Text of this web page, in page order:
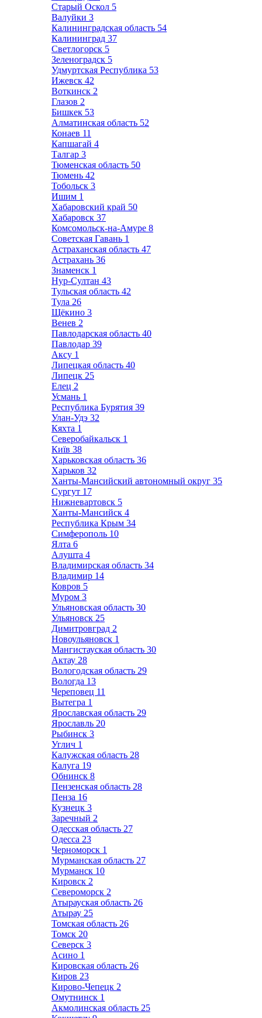
Старый Оскол 5
Валуйки 3
Калининградская область 54
Калининград 37
Светлогорск 5
Зеленоградск 5
Удмуртская Республика 53
Ижевск 42
Воткинск 2
Глазов 2
Бишкек 53
Алматинская область 52
Конаев 11
Капшагай 4
Талгар 3
Тюменская область 50
Тюмень 42
Тобольск 3
Ишим 1
Хабаровский край 50
Хабаровск 37
Комсомольск-на-Амуре 8
Советская Гавань 1
Астраханская область 47
Астрахань 36
Знаменск 1
Нур-Султан 43
Тульская область 42
Тула 26
Щёкино 3
Венев 2
Павлодарская область 40
Павлодар 39
Аксу 1
Липецкая область 40
Липецк 25
Елец 2
Усмань 1
Республика Бурятия 39
Улан-Удэ 32
Кяхта 1
Северобайкальск 1
Київ 38
Харьковская область 36
Харьков 32
Ханты-Мансийский автономный округ 35
Сургут 17
Нижневартовск 5
Ханты-Мансийск 4
Республика Крым 34
Симферополь 10
Ялта 6
Алушта 4
Владимирская область 34
Владимир 14
Ковров 5
Муром 3
Ульяновская область 30
Ульяновск 25
Димитровград 2
Новоульяновск 1
Мангистауская область 30
Актау 28
Вологодская область 29
Вологда 13
Череповец 11
Вытегра 1
Ярославская область 29
Ярославль 20
Рыбинск 3
Углич 1
Калужская область 28
Калуга 19
Обнинск 8
Пензенская область 28
Пенза 16
Кузнецк 3
Заречный 2
Одесская область 27
Одесса 23
Черноморск 1
Мурманская область 27
Мурманск 10
Кировск 2
Североморск 2
Атырауская область 26
Атырау 25
Томская область 26
Томск 20
Северск 3
Асино 1
Кировская область 26
Киров 23
Кирово-Чепецк 2
Омутнинск 1
Акмолинская область 25